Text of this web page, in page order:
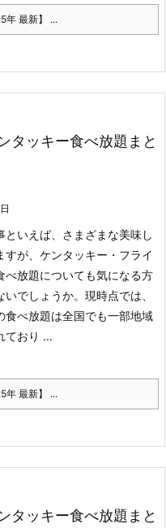
年 最新】 ...
タッキー食べ放題まと
といえば、さまざまな美味し
すが、ケンタッキー・フライ
べ放題についても気になる方
でしょうか。 現時点では、
食べ放題は全国でも一部地域
ており ...
年 最新】 ...
タッキー食べ放題まと